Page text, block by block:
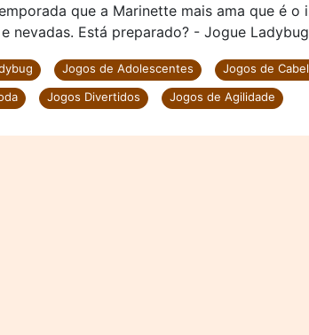
que a Marinette mais ama que é o
nevadas. Está preparado? - Jogue
Jogos de Adolescentes Jogos de
Jogos Divertidos Jogos de Agilidade